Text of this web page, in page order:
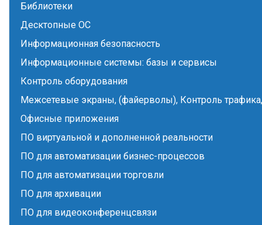
Библиотеки
Десктопные ОС
Информационная безопасность
Информационные системы: базы и сервисы
Контроль оборудования
Межсетевые экраны, (файерволы), Контроль
Офисные приложения
ПО виртуальной и дополненной реальности
ПО для автоматизации бизнес-процессов
ПО для автоматизации торговли
ПО для архивации
ПО для видеоконференцсвязи